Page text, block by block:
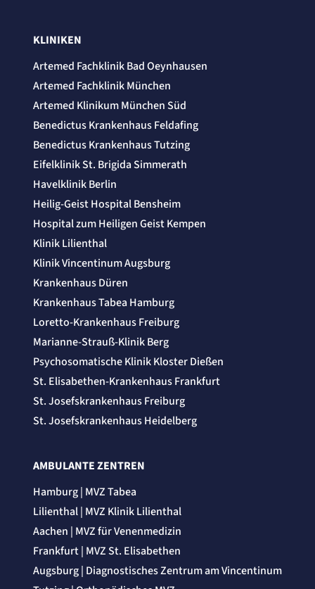
KLINIKEN
Artemed Fachklinik Bad Oeynhausen
Artemed Fachklinik München
Artemed Klinikum München Süd
Benedictus Krankenhaus Feldafing
Benedictus Krankenhaus Tutzing
Eifelklinik St. Brigida Simmerath
Havelklinik Berlin
Heilig-Geist Hospital Bensheim
Hospital zum Heiligen Geist Kempen
Klinik Lilienthal
Klinik Vincentinum Augsburg
Krankenhaus Düren
Krankenhaus Tabea Hamburg
Loretto-Krankenhaus Freiburg
Marianne-Strauß-Klinik Berg
Psychosomatische Klinik Kloster Dießen
St. Elisabethen-Krankenhaus Frankfurt
St. Josefskrankenhaus Freiburg
St. Josefskrankenhaus Heidelberg
AMBULANTE ZENTREN
Hamburg | MVZ Tabea
Lilienthal | MVZ Klinik Lilienthal
Aachen | MVZ für Venenmedizin
Frankfurt | MVZ St. Elisabethen
Augsburg | Diagnostisches Zentrum am Vincentinum